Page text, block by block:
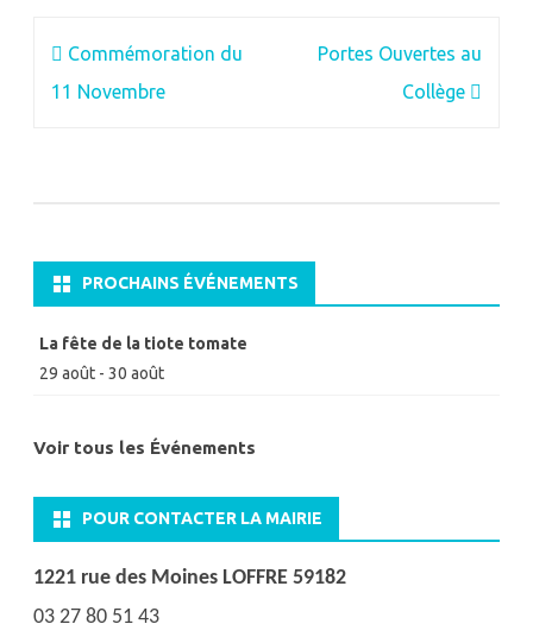
Navigation
de
Commémoration du
11 Novembre
Portes Ouvertes au
Collège
PROCHAINS ÉVÉNEMENTS
La fête de la tiote tomate
29 août - 30 août
Voir tous les Événements
POUR CONTACTER LA MAIRIE
1221 rue des Moines LOFFRE 59182
03 27 80 51 43